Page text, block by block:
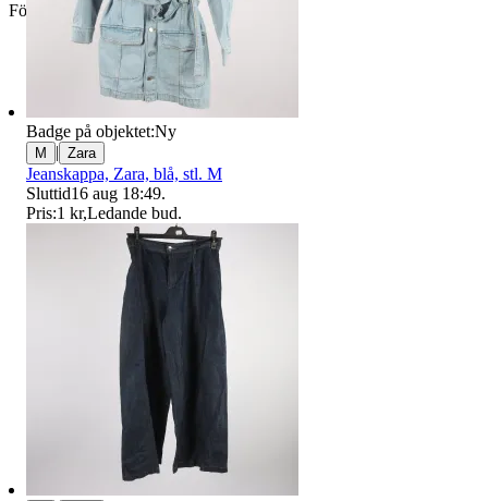
Företag
Badge på objektet:Ny
M | Zara
Jeanskappa, Zara, blå, stl. M
Sluttid16 aug 18:49.
Pris:1 kr,Ledande bud.